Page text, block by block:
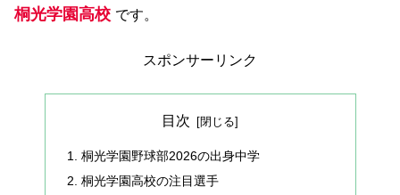
桐光学園高校 です。
スポンサーリンク
目次
桐光学園野球部2026の出身中学
桐光学園高校の注目選手